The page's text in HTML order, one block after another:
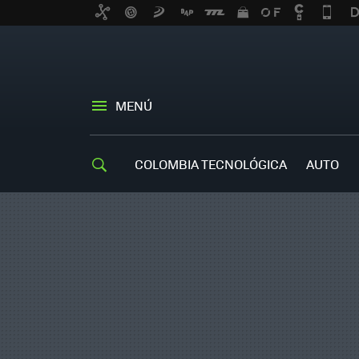
MENÚ
COLOMBIA TECNOLÓGICA AUTO